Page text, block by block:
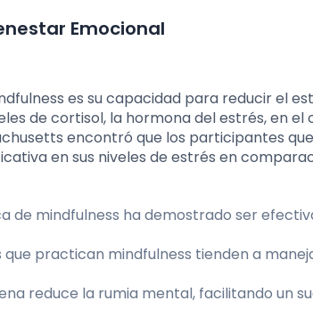
Emocional
es su capacidad para reducir el
de cortisol, la hormona del estrés, en el
encontró que los participantes
en sus niveles de estrés en
de mindfulness ha demostrado ser
que practican mindfulness tienden a
reduce la rumia mental, facilitando un